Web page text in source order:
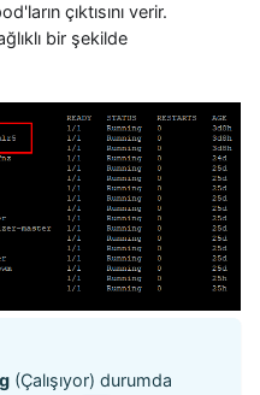
çıktısını verir.
bir şekilde
(Çalışıyor) durumda